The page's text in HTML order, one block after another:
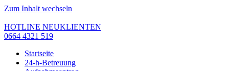
Zum Inhalt wechseln
HOTLINE NEUKLIENTEN
0664 4321 519
Startseite
24-h-Betreuung